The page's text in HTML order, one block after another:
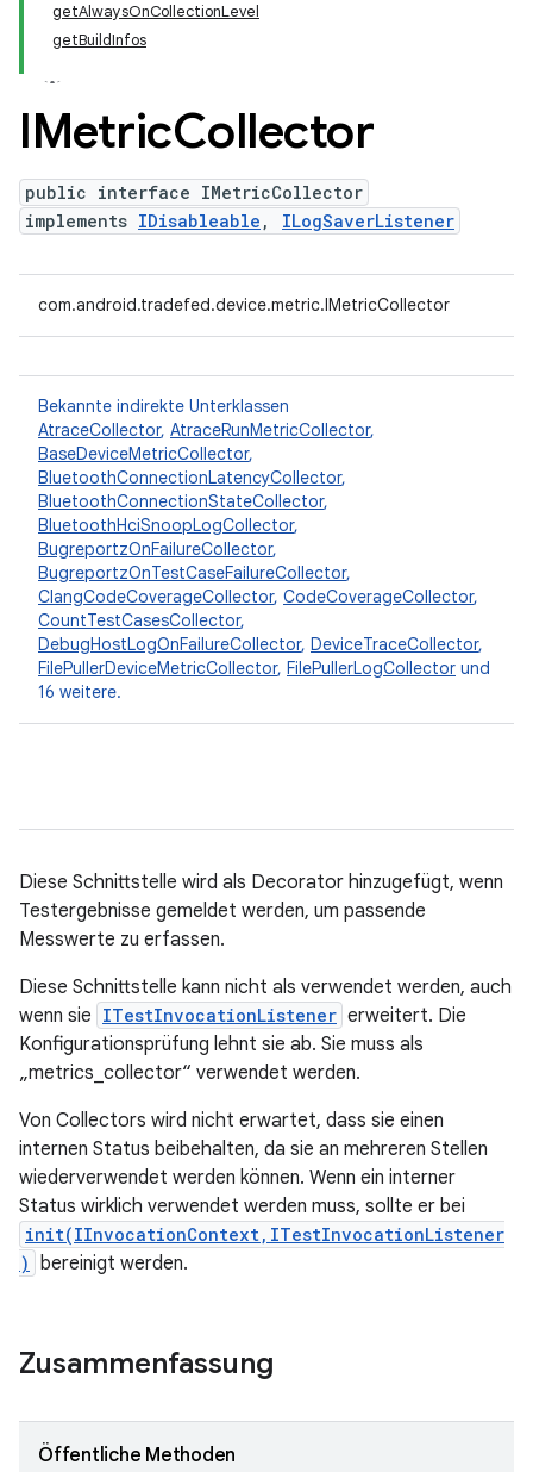
getAlwaysOnCollectionLevel
getBuildInfos
IMetricCollector
public interface IMetricCollector
implements IDisableable , ILogSaverListener
com.android.tradefed.device.metric.IMetricCollector
Bekannte indirekte Unterklassen
AtraceCollector, AtraceRunMetricCollector,
BaseDeviceMetricCollector,
BluetoothConnectionLatencyCollector,
BluetoothConnectionStateCollector,
BluetoothHciSnoopLogCollector,
BugreportzOnFailureCollector,
BugreportzOnTestCaseFailureCollector,
ClangCodeCoverageCollector, CodeCoverageCollector,
CountTestCasesCollector,
DebugHostLogOnFailureCollector, DeviceTraceCollector,
FilePullerDeviceMetricCollector, FilePullerLogCollector und
16 weitere.
Diese Schnittstelle wird als Decorator hinzugefügt, wenn
Testergebnisse gemeldet werden, um passende
Messwerte zu erfassen.
Diese Schnittstelle kann nicht als verwendet werden, auch
wenn sie ITestInvocationListener erweitert. Die
Konfigurationsprüfung lehnt sie ab. Sie muss als
„metrics_collector“ verwendet werden.
Von Collectors wird nicht erwartet, dass sie einen
internen Status beibehalten, da sie an mehreren Stellen
wiederverwendet werden können. Wenn ein interner
Status wirklich verwendet werden muss, sollte er bei
init(IInvocationContext,ITestInvocationListener
) bereinigt werden.
Zusammenfassung
Öffentliche Methoden